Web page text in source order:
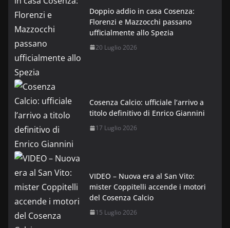
Doppio addio in casa Cosenza:
Florenzi e Mazzocchi passano
ufficialmente allo Spezia
20 Luglio 2026
Cosenza Calcio: ufficiale l’arrivo a
titolo definitivo di Enrico Giannini
17 Luglio 2026
VIDEO – Nuova era al San Vito:
mister Coppitelli accende i motori
del Cosenza Calcio
15 Luglio 2026